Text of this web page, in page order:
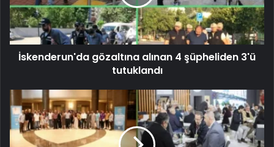
İskenderun'da gözaltına alınan 4 şüpheliden 3'ü
tutuklandı